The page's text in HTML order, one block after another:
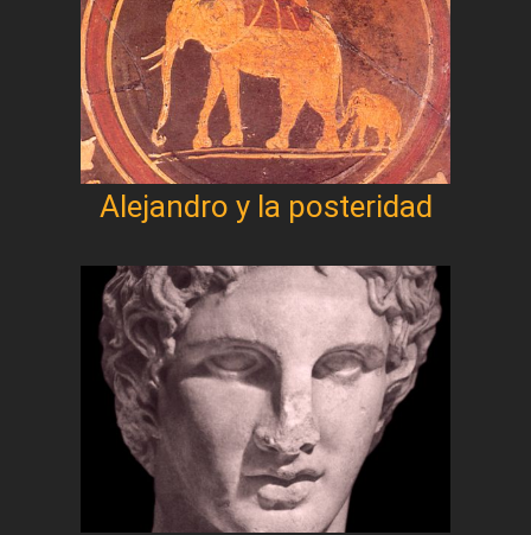
Alejandro y la posteridad